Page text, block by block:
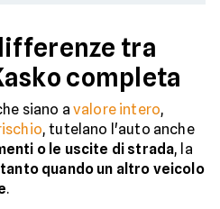
tra
completa
siano a valore intero,
, tutelano l'auto anche
o le uscite di strada, la
quando un altro veicolo
.